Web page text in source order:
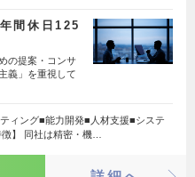
間休日125
の提案・コンサ
義」を重視して
ィング■能力開発■人材支援■システ
】 同社は精密・機…